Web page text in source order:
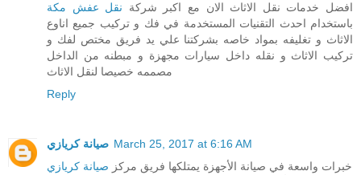
افضل خدمات نقل الاثاث الان مع اكبر شركة نقل عفش مكة
باستخدام احدث التقنيات المستخدمة في فك و تركيب جميع اناوع
الاثاث و تغليفه بمواد خاصه بشركتنا علي يد فريق مختص لفك و
تركيب الاثاث و نقله داخل سيارات مجهزة و مبطنه من الداخل
مصممه خصيصا لنقل الاثاث
Reply
صيانة كريازي March 25, 2017 at 6:16 AM
خبرات واسعة في صيانة الأجهزة يمتلكها فريق مركز صيانة كريازي